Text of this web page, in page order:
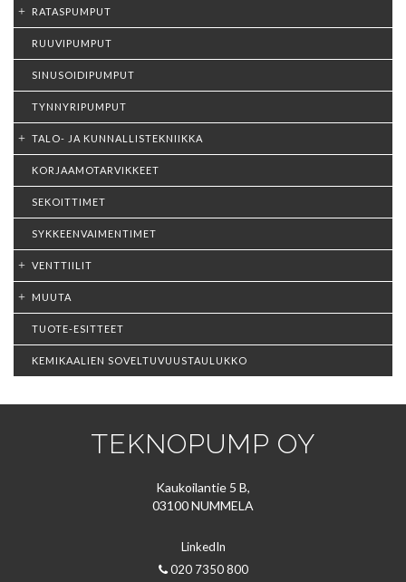
RATASPUMPUT
RUUVIPUMPUT
SINUSOIDIPUMPUT
TYNNYRIPUMPUT
TALO- JA KUNNALLISTEKNIIKKA
KORJAAMOTARVIKKEET
SEKOITTIMET
SYKKEENVAIMENTIMET
VENTTIILIT
MUUTA
TUOTE-ESITTEET
KEMIKAALIEN SOVELTUVUUSTAULUKKO
TEKNOPUMP OY
Kaukoilantie 5 B,
03100 NUMMELA
LinkedIn
020 7350 800